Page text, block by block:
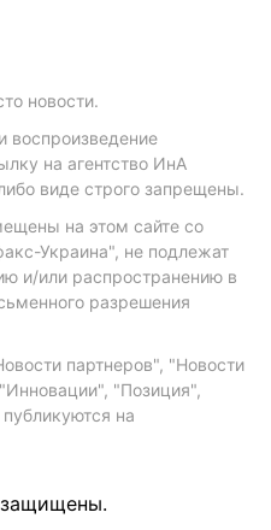
новости.
воспроизведение
на агентство ИнА
виде строго запрещены.
на этом сайте со
Украина", не подлежат
и/или распространению в
разрешения
партнеров", "Новости
"Позиция",
на